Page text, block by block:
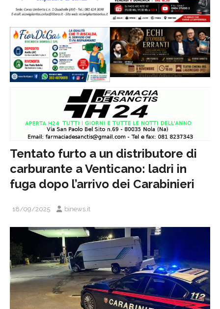
Tentato furto a un distributore di
carburante a Venticano: ladri in
fuga dopo l’arrivo dei Carabinieri
18/09/2025 binews.it